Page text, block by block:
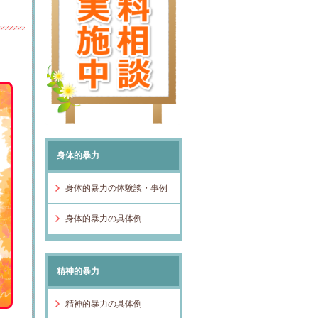
身体的暴力
身体的暴力の体験談・事例
身体的暴力の具体例
精神的暴力
精神的暴力の具体例